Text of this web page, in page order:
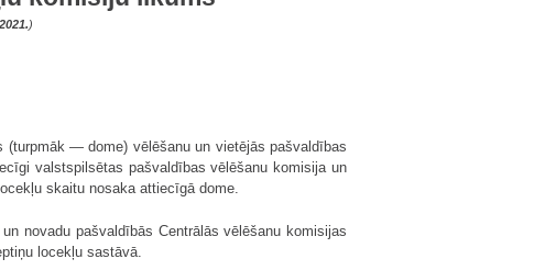
)
(turpmāk — dome) vēlēšanu un vietējās pašvaldības
valstspilsētas pašvaldības vēlēšanu komisija un
skaitu nosaka attiecīgā dome.
novadu pašvaldībās Centrālās vēlēšanu komisijas
locekļu sastāvā.